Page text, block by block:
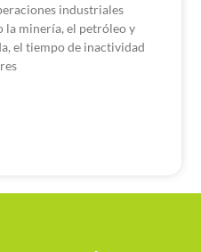
industriales
la minería, el petróleo y
el tiempo de inactividad